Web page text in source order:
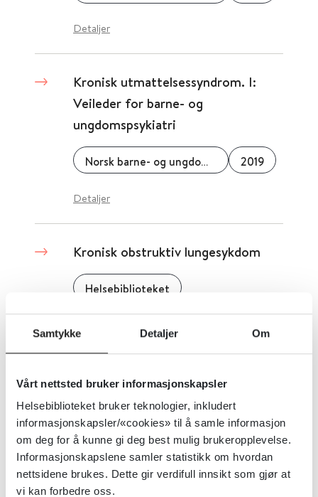
Samtykke Detaljer Om
Vårt nettsted bruker informasjonskapsler
Helsebiblioteket bruker teknologier, inkludert
informasjonskapsler/«cookies» til å samle informasjon
om deg for å kunne gi deg best mulig brukeropplevelse.
Informasjonskapslene samler statistikk om hvordan
nettsidene brukes. Dette gir verdifull innsikt som gjør at
vi kan forbedre oss.
Detaljer
Kronisk utmattelsessyndrom. I:
Veileder for barne- og
ungdomspsykiatri
Norsk barne- og ungdomspsykiatrisk forening 2019
Detaljer
Kronisk obstruktiv lungesykdom
Helsebiblioteket
Kritisk medieforståelse i den
norske befolkningen 2024
Medietilsynet
Detaljer